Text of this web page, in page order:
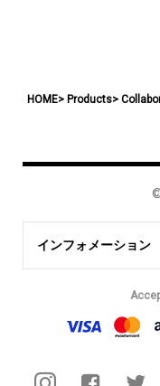
HOME Products
インフォメーション
アイスウォッチについて
よくある質問
特定商取引法に基づく表記